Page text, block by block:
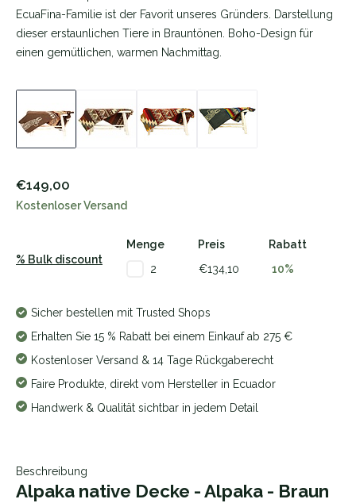
EcuaFina-Familie ist der Favorit unseres Gründers. Darstellung
dieser erstaunlichen Tiere in Brauntönen. Boho-Design für
einen gemütlichen, warmen Nachmittag.
€149,00
Kostenloser Versand
% Bulk discount
Menge Preis
Rabatt
2
€134,10 10%
Sicher bestellen mit Trusted Shops
Erhalten Sie 15 % Rabatt bei einem Einkauf ab 275 €
Kostenloser Versand & 14 Tage Rückgaberecht
Faire Produkte, direkt vom Hersteller in Ecuador
Handwerk & Qualität sichtbar in jedem Detail
Beschreibung
Alpaka native Decke - Alpaka - Braun